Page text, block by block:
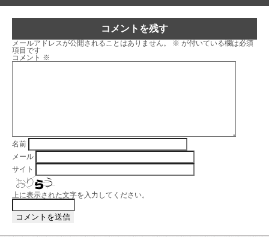
コメントを残す
メールアドレスが公開されることはありません。 ※ が付いている欄は必須
項目です
コメント ※
名前
メール
サイト
上に表示された文字を入力してください。